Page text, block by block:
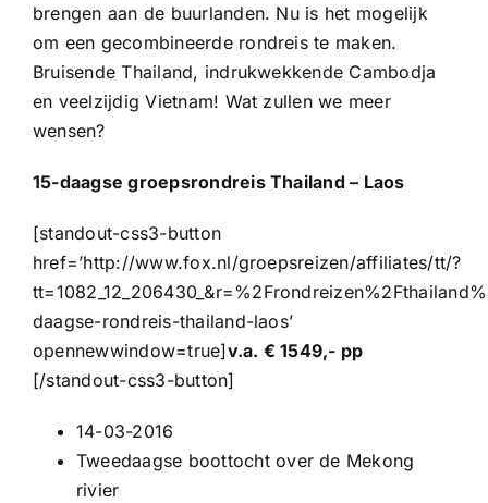
brengen aan de buurlanden. Nu is het mogelijk
om een gecombineerde rondreis te maken.
Bruisende Thailand, indrukwekkende Cambodja
en veelzijdig Vietnam! Wat zullen we meer
wensen?
15-daagse groepsrondreis Thailand – Laos
[standout-css3-button
href=’http://www.fox.nl/groepsreizen/affiliates/tt/?
daagse-rondreis-thailand-laos’
opennewwindow=true]v.a. € 1549,- pp
[/standout-css3-button]
14-03-2016
Tweedaagse boottocht over de Mekong
rivier